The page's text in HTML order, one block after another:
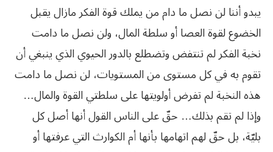
يبدو أننا لن نصل ما دام من يملك قوة الفكر مازال يقبل
الخضوع لقوة العصا أو سلطة المال، ولن نصل ما دامت
نخبة الفكر لم تنتفض وتضطلع بالدور الحيوي الذي ينبغي أن
تقوم به في كل مستوى من المستويات، لن نصل ما دامت
هذه النخبة لم تفرض أولويتها على سلطتي القوة والمال…
وإذا لم تقم بذلك… حقّ على الناس القول أنها أصل كل
بليّة، بل حقّ لهم اتهامها بأنها أم الكوارث التي عرفتها أو